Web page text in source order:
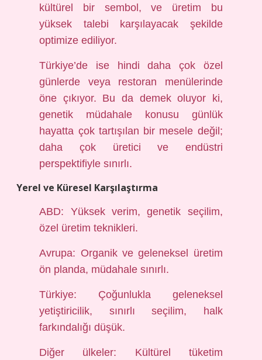
kültürel bir sembol, ve üretim bu
yüksek talebi karşılayacak şekilde
optimize ediliyor.
Türkiye’de ise hindi daha çok özel
günlerde veya restoran menülerinde
öne çıkıyor. Bu da demek oluyor ki,
genetik müdahale konusu günlük
hayatta çok tartışılan bir mesele değil;
daha çok üretici ve endüstri
perspektifiyle sınırlı.
Yerel ve Küresel Karşılaştırma
ABD: Yüksek verim, genetik seçilim,
özel üretim teknikleri.
Avrupa: Organik ve geleneksel üretim
ön planda, müdahale sınırlı.
Türkiye: Çoğunlukla geleneksel
yetiştiricilik, sınırlı seçilim, halk
farkındalığı düşük.
Diğer ülkeler: Kültürel tüketim